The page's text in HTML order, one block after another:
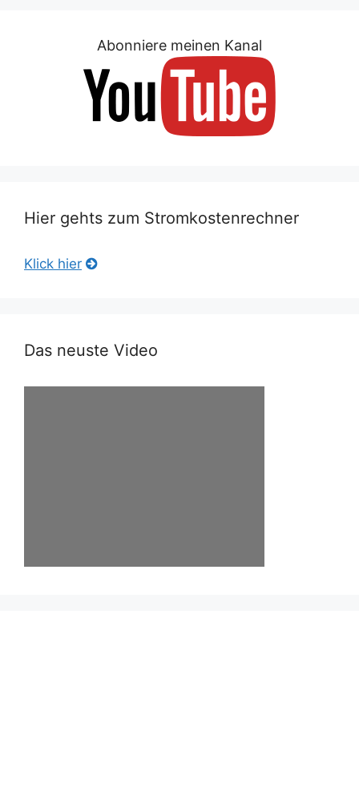
Abonniere meinen Kanal
Hier gehts zum Stromkostenrechner
Klick hier
Das neuste Video